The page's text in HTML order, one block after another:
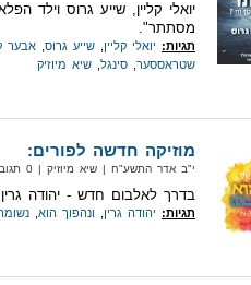
יואלי קליין, שייע גרוס וילד
מסתתר".
תגיות: יואלי קליין שייע גרוס אבער
שטראססער
סינגל שיא מיוזיק
מוזיקה חדשה לפורים:
י"ב אדר התשע"ח‏ | שיא מיוזיק‏ | 0 תגובות
בדרך לאלבום חדש - יהודה
תגיות: יהודה גרין ונהפוך הוא